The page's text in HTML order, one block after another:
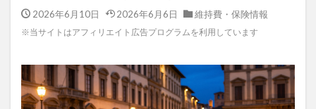
2026年6月10日 2026年6月6日 維持費・保険情報
※当サイトはアフィリエイト広告プログラムを利用しています